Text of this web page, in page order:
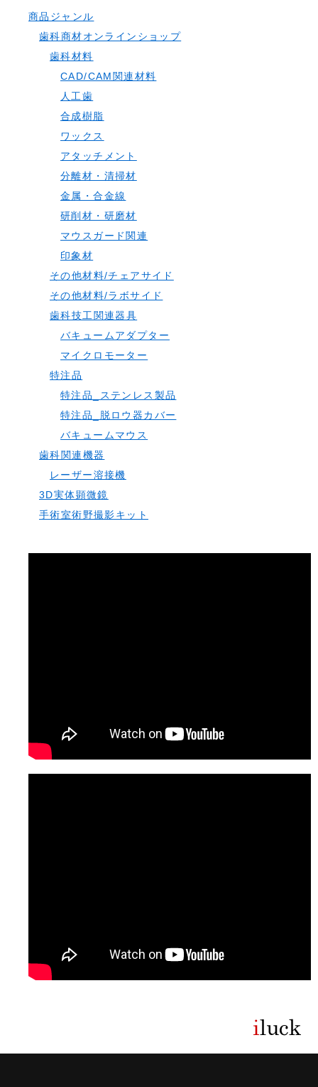
商品ジャンル
歯科商材オンラインショップ
歯科材料
CAD/CAM関連材料
人工歯
合成樹脂
ワックス
アタッチメント
分離材・清掃材
金属・合金線
研削材・研磨材
マウスガード関連
印象材
その他材料/チェアサイド
その他材料/ラボサイド
歯科技工関連器具
バキュームアダプター
マイクロモーター
特注品
特注品_ステンレス製品
特注品_脱ロウ器カバー
バキュームマウス
歯科関連機器
レーザー溶接機
3D実体顕微鏡
手術室術野撮影キット